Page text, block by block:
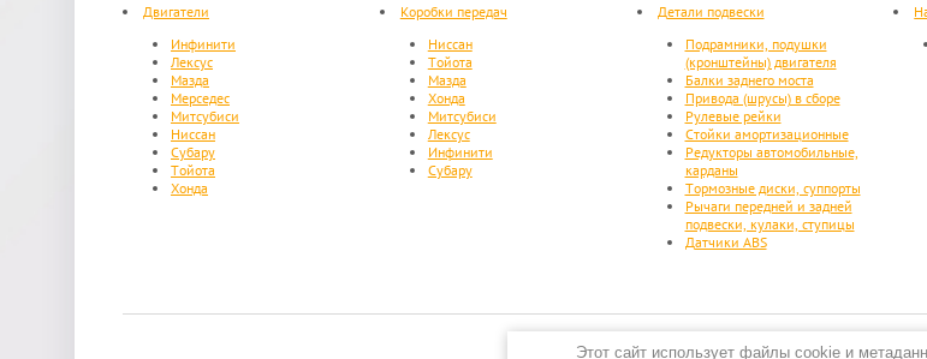
Двигатели
Инфинити
Лексус
Мазда
Мерседес
Митсубиси
Ниссан
Субару
Тойота
Хонда
Коробки передач
Ниссан
Тойота
Мазда
Хонда
Митсубиси
Лексус
Инфинити
Субару
Детали подвески
Подрамники, подушки
(кронштейны) двигателя
Балки заднего моста
Привода (шрусы) в сборе
Рулевые рейки
Стойки амортизационные
Редукторы автомобильные,
карданы
Тормозные диски, суппорты
Рычаги передней и задней
подвески, кулаки, ступицы
Датчики ABS
Этот сайт использует файлы cookie и